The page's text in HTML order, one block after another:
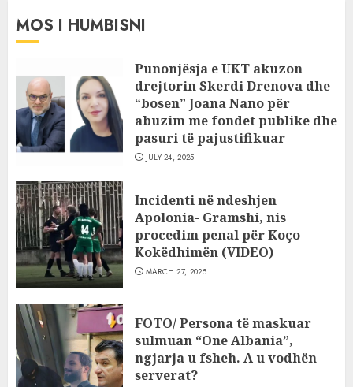
MOS I HUMBISNI
Punonjësja e UKT akuzon
drejtorin Skerdi Drenova dhe
“bosen” Joana Nano për
abuzim me fondet publike dhe
pasuri të pajustifikuar
JULY 24, 2025
Incidenti në ndeshjen
Apolonia- Gramshi, nis
procedim penal për Koço
Kokëdhimën (VIDEO)
MARCH 27, 2025
FOTO/ Persona të maskuar
sulmuan “One Albania”,
ngjarja u fsheh. A u vodhën
serverat?